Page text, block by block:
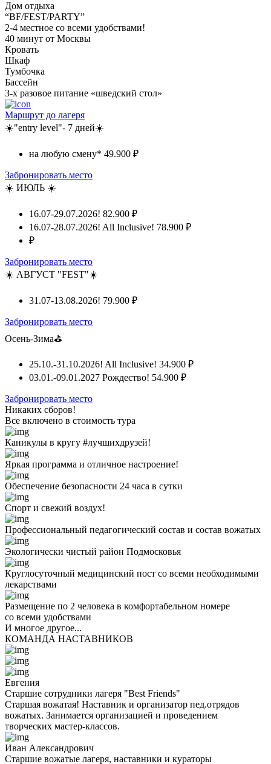
Дом отдыха
“BF/FEST/PARTY”
2-4 местное со всеми удобствами!
40 минут от Москвы
Кровать
Шкаф
Тумбочка
Бассейн
3-х разовое питание «шведский стол»
Маршрут до лагеря
☀️"entry level"- 7 дней☀️
на любую смену* 49.900 ₽
Забронировать место
☀️ ИЮЛЬ ☀️
16.07-29.07.2026! 82.900 ₽
16.07-28.07.2026! All Inclusive! 78.900 ₽
₽
Забронировать место
☀️ АВГУСТ "FEST"☀️
31.07-13.08.2026! 79.900 ₽
Забронировать место
Осень-Зима⛳
25.10.-31.10.2026! All Inclusive! 34.900 ₽
03.01.-09.01.2027 Рождество! 54.900 ₽
Забронировать место
Никаких сборов!
Все включено в стоимость тура
Каникулы в кругу #лучшихдрузей!
Яркая программа и отличное настроение!
Обеспечение безопасности 24 часа в сутки
Спорт и свежий воздух!
Профессиональный педагогический состав и состав вожатых
Экологически чистый район Подмосковья
Круглосуточный медицинский пост со всеми необходимыми
лекарствами
Размещение по 2 человека в комфортабельном номере
со всеми удобствами
И многое другое...
КОМАНДА НАСТАВНИКОВ
Евгения
Старшие сотрудники лагеря "Best Friends"
Старшая вожатая! Наставник и организатор пед.отрядов
вожатых. Занимается организацией и проведением
творческих мастер-классов.
Иван Александрович
Старшие вожатые лагеря, наставники и кураторы